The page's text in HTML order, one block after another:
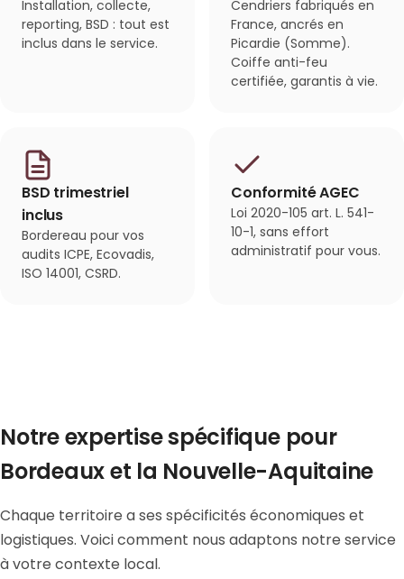
Installation, collecte,
reporting, BSD : tout est
inclus dans le service.
Cendriers fabriqués en
France, ancrés en
Picardie (Somme).
Coiffe anti-feu
certifiée, garantis à vie.
BSD trimestriel
inclus
Bordereau pour vos
audits ICPE, Ecovadis,
ISO 14001, CSRD.
Conformité AGEC
Loi 2020-105 art. L. 541-
10-1, sans effort
administratif pour vous.
Notre expertise spécifique pour
Bordeaux et la Nouvelle-Aquitaine
Chaque territoire a ses spécificités économiques et
logistiques. Voici comment nous adaptons notre service
à votre contexte local.